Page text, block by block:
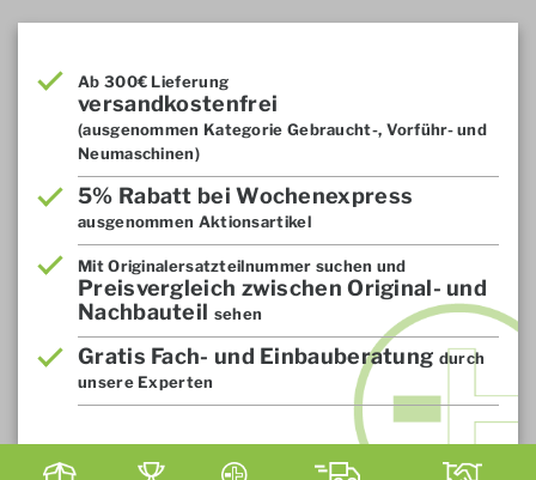
Ab 300€ Lieferung
versandkostenfrei
(ausgenommen Kategorie Gebraucht-, Vorführ- und
Neumaschinen)
5% Rabatt bei Wochenexpress
ausgenommen Aktionsartikel
Mit Originalersatzteilnummer suchen und
Preisvergleich zwischen Original- und
Nachbauteil sehen
Gratis Fach- und Einbauberatung durch
unsere Experten